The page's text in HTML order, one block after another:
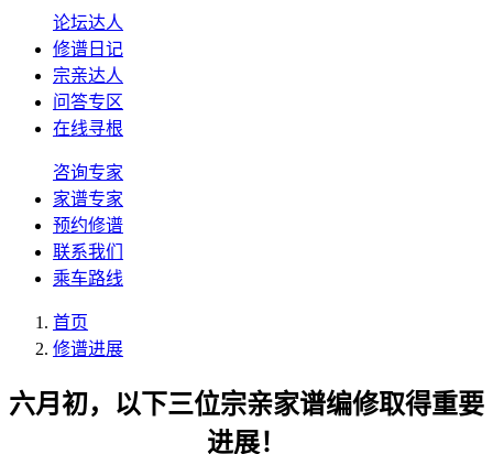
论坛达人
修谱日记
宗亲达人
问答专区
在线寻根
咨询专家
家谱专家
预约修谱
联系我们
乘车路线
首页
修谱进展
六月初，以下三位宗亲家谱编修取得重要
进展！